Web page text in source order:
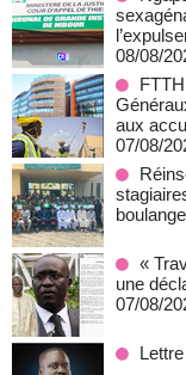
08/08/
aux
07/08/
«
une
07/08/